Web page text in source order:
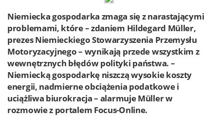
Zaloguj przez Clascal
Niemiecka gospodarka zmaga się z narastającymi
problemami, które – zdaniem Hildegard Müller,
prezes Niemieckiego Stowarzyszenia Przemysłu
Motoryzacyjnego – wynikają przede wszystkim z
wewnętrznych błędów polityki państwa. –
Niemiecką gospodarkę niszczą wysokie koszty
energii, nadmierne obciążenia podatkowe i
uciążliwa biurokracja – alarmuje Müller w
rozmowie z portalem Focus-Online.